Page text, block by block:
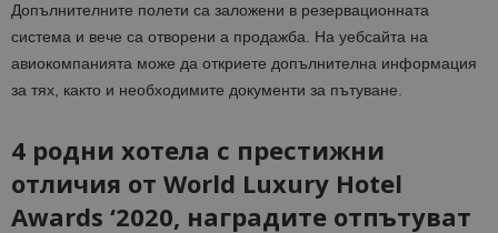
Допълнителните полети са заложени в резервационната
система и вече са отворени а продажба. На уебсайта на
авиокомпанията може да откриете допълнителна информация
за тях, както и необходимите документи за пътуване.
4 родни хотела с престижни
отличия от World Luxury Hotel
Awards ‘2020, наградите отпътуват